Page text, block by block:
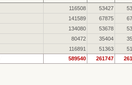
116508 53427
141589 67875
134080 53678
80472 35404
116891 51363
589540 261747